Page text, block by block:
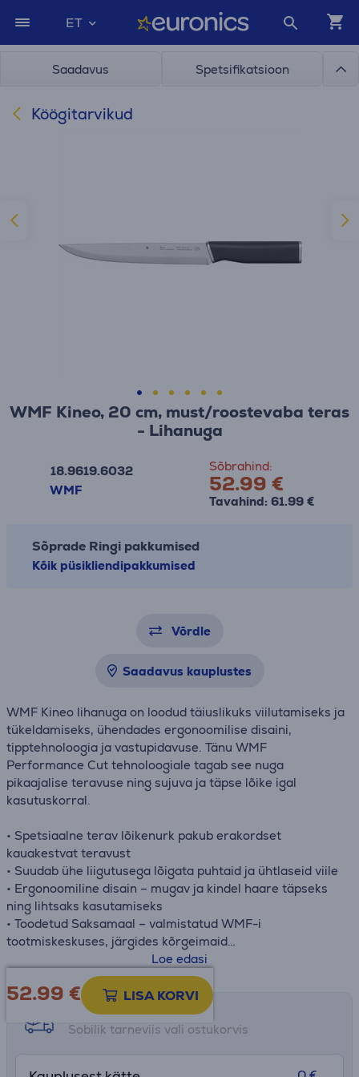
ET
Saadavus Spetsifikatsioon
Köögitarvikud
WMF Kineo, 20 cm, must/roostevaba teras
- Lihanuga
18.9619.6032
WMF
Sõbrahind:
52.99 €
Tavahind: 61.99 €
Sõprade Ringi pakkumised
Kõik püsikliendipakkumised
Võrdle
Saadavus kauplustes
WMF Kineo lihanuga on loodud täiuslikuks viilutamiseks ja
tükeldamiseks, ühendades ergonoomilise disaini,
tipptehnoloogia ja vastupidavuse. Tänu WMF
Performance Cut tehnoloogiale tagab see nuga
pikaajalise teravuse ning sujuva ja täpse lõike igal
kasutuskorral.
• Spetsiaalne terav lõikenurk pakub erakordset
kauakestvat teravust
• Suudab ühe liigutusega lõigata puhtaid ja ühtlaseid viile
• Ergonoomiline disain – mugav ja kindel haare täpseks
ning lihtsaks kasutamiseks
• Toodetud Saksamaal – valmistatud WMF-i
tootmiskeskuses, järgides kõrgeimaid
Loe edasi
52.99 € LISA KORVI
Tarne võimalused
Sobilik tarneviis vali ostukorvis